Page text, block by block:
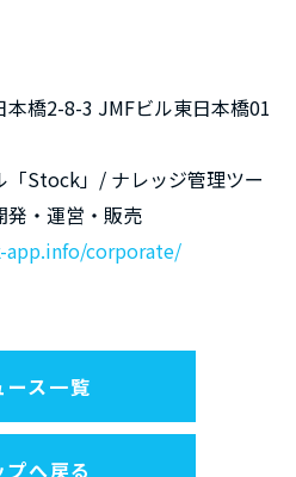
橋2-8-3 JMFビル東日本橋01
「Stock」/ ナレッジ管理ツー
発・運営・販売
corporate/
ース一覧
プへ戻る